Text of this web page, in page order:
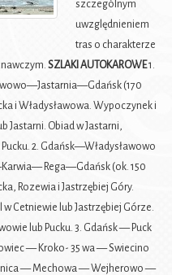
szczególnym
uwzględnieniem
tras o charakterze
SZLAKI AUTOKAROWE1.
(170
i Władysławowa. Wypoczynek i
Jastarni. Obiad w Jastarni,
2. Gdańsk—Władysławowo
Rega—Gdańsk (ok. 150
Rozewia i Jastrzębiej Góry.
Cetniewie lub Jastrzębiej Górze.
lub Pucku. 3. Gdańsk — Puck
— Kroko- 35 wa — Swiecino
— Mechowa — Wejherowo —